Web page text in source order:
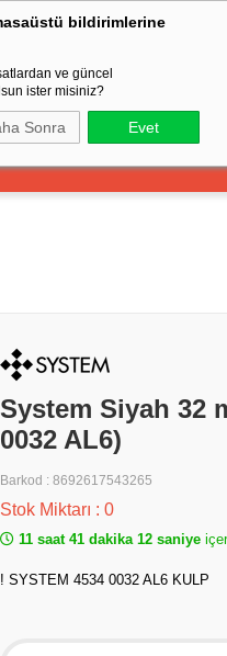
bildirimlerine
ve güncel
ister misiniz?
Sonra Evet
Dekorasyon ve Ev
System Siyah 32
0032 AL6)
Barkod : 8692617543265
Stok Miktarı : 0
11 saat 41 dakika 11 saniye
! SYSTEM 4534 0032 AL6 KULP